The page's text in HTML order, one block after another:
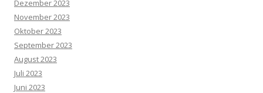
Dezember 2023
November 2023
Oktober 2023
September 2023
August 2023
Juli 2023
Juni 2023